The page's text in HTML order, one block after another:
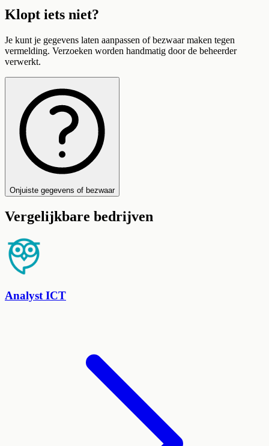
Klopt iets niet?
Je kunt je gegevens laten aanpassen of bezwaar maken tegen
vermelding. Verzoeken worden handmatig door de beheerder
verwerkt.
Onjuiste gegevens of bezwaar
Vergelijkbare bedrijven
Analyst ICT